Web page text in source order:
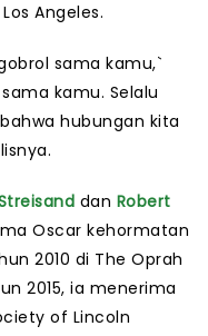
Angeles.
sama kamu,`
kamu. Selalu
hubungan kita
dan Robert
Oscar kehormatan
2010 di The Oprah
2015, ia menerima
of Lincoln